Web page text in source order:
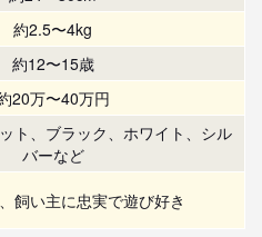
約2.5〜4kg
約12〜15歳
20万〜40万円
ト、ブラック、ホワイト、シル
バーなど
飼い主に忠実で遊び好き